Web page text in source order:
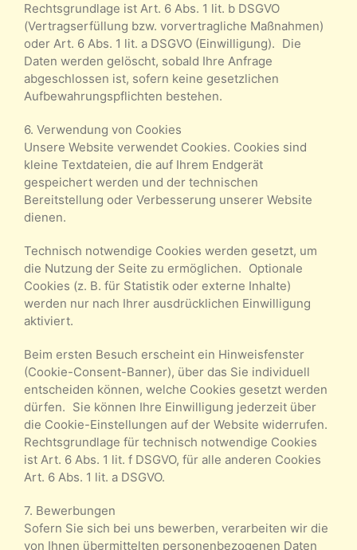
Rechtsgrundlage ist Art. 6 Abs. 1 lit. b DSGVO
(Vertragserfüllung bzw. vorvertragliche Maßnahmen)
oder Art. 6 Abs. 1 lit. a DSGVO (Einwilligung). Die
Daten werden gelöscht, sobald Ihre Anfrage
abgeschlossen ist, sofern keine gesetzlichen
Aufbewahrungspflichten bestehen.
6. Verwendung von Cookies
Unsere Website verwendet Cookies. Cookies sind
kleine Textdateien, die auf Ihrem Endgerät
gespeichert werden und der technischen
Bereitstellung oder Verbesserung unserer Website
dienen.
Technisch notwendige Cookies werden gesetzt, um
die Nutzung der Seite zu ermöglichen. Optionale
Cookies (z. B. für Statistik oder externe Inhalte)
werden nur nach Ihrer ausdrücklichen Einwilligung
aktiviert.
Beim ersten Besuch erscheint ein Hinweisfenster
(Cookie-Consent-Banner), über das Sie individuell
entscheiden können, welche Cookies gesetzt werden
dürfen. Sie können Ihre Einwilligung jederzeit über
die Cookie-Einstellungen auf der Website widerrufen.
Rechtsgrundlage für technisch notwendige Cookies
ist Art. 6 Abs. 1 lit. f DSGVO, für alle anderen Cookies
Art. 6 Abs. 1 lit. a DSGVO.
7. Bewerbungen
Sofern Sie sich bei uns bewerben, verarbeiten wir die
von Ihnen übermittelten personenbezogenen Daten